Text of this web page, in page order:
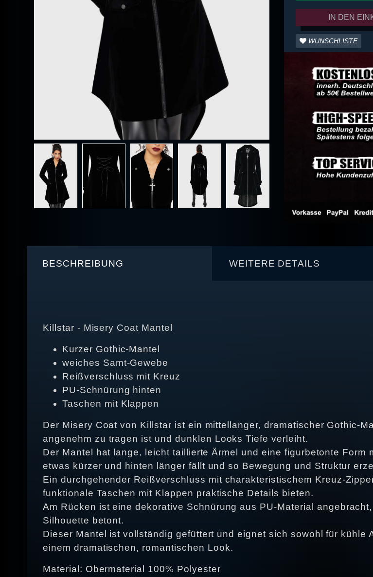
IN DEN
WUNSCHLISTE
BESCHREIBUNG WEITERE DETAILS
Killstar - Misery Coat Mantel
Kurzer Gothic‑Mantel
weiches Samt‑Gewebe
Reißverschluss mit Kreuz
PU‑Schnürung hinten
Taschen mit Klappen
Der Misery Coat von Killstar ist ein mittellanger, dramatischer
angenehm zu tragen ist und dunklen Looks Tiefe verleiht.
Der Mantel hat lange, leicht taillierte Ärmel und eine figurbetonte Form
etwas kürzer und hinten länger fällt und so Bewegung und Struktur
Ein durchgehender Reißverschluss mit charakteristischem
funktionale Taschen mit Klappen praktische Details bieten.
Am Rücken ist eine dekorative Schnürung aus PU‑Material
Silhouette betont.
Dieser Mantel ist vollständig gefüttert und eignet sich sowohl für kühle
einem dramatischen, romantischen Look.
Material: Obermaterial 100% Polyester